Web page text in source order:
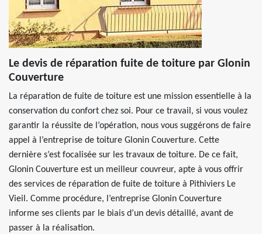
Le devis de réparation fuite de toiture par Glonin
Couverture
La réparation de fuite de toiture est une mission essentielle à la
conservation du confort chez soi. Pour ce travail, si vous voulez
garantir la réussite de l’opération, nous vous suggérons de faire
appel à l’entreprise de toiture Glonin Couverture. Cette
dernière s’est focalisée sur les travaux de toiture. De ce fait,
Glonin Couverture est un meilleur couvreur, apte à vous offrir
des services de réparation de fuite de toiture à Pithiviers Le
Vieil. Comme procédure, l’entreprise Glonin Couverture
informe ses clients par le biais d’un devis détaillé, avant de
passer à la réalisation.